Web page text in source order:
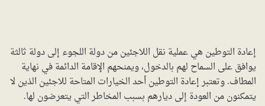
إعادة التوطين هي عملية نقل اللاجئين من دولة اللجوء إلى دولة ثالثة
يوافق على السماح لهم بالدخول، ويمنحهم الإقامة الدائمة في نهاية
المطاف. وتعتبر إعادة التوطين أحد الخيارات المتاحة للاجئين الذين لا
يتمكنون من العودة إلى ديارهم بسبب المخاطر التي يتعرضون لها.